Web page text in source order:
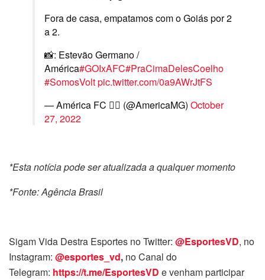
Fora de casa, empatamos com o Goiás por 2
a 2.
📸: Estevão Germano /
América#GOIxAFC#PraCimaDelesCoelho
#SomosVoltpic.twitter.com/0a9AWrJtFS
— América FC ✊🏿 (@AmericaMG) October
27, 2022
*Esta notícia pode ser atualizada a qualquer momento
*Fonte: Agência Brasil
Sigam Vida Destra Esportes no Twitter: @EsportesVD, no
Instagram: @esportes_vd, no Canal do
Telegram: https://t.me/EsportesVD e venham participar